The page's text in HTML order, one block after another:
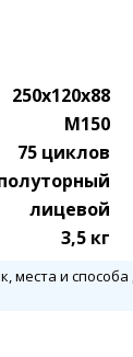
250x120x88
М150
75 циклов
лицевой
3,5 кг
места и